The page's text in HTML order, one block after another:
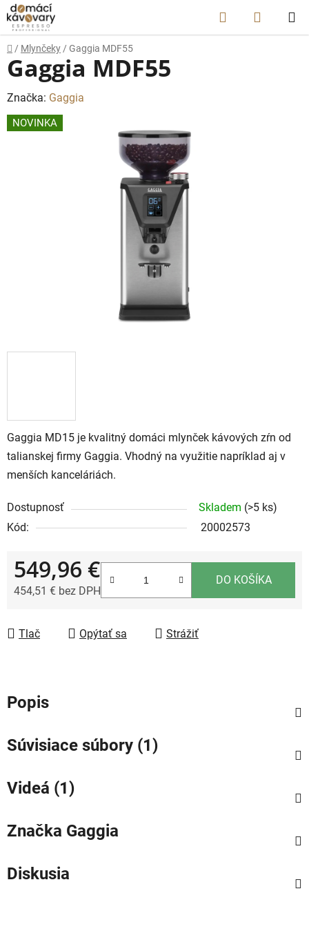
Prejsť
na
obsah
Hľadať
KOŠÍK
Domov
/ Mlynčeky / Gaggia MDF55
Gaggia MD15 je kvalitný domáci mlynček kávových zŕn od
talianskej firmy Gaggia. Vhodný na využitie napríklad aj v
menších kanceláriách.
Dostupnosť Skladem (>5 ks)
Kód:
20002573
549,96 €
454,51 € bez DPH
DO KOŠÍKA
Tlač Opýtať sa Strážiť
Gaggia MDF55
Značka: Gaggia
NOVINKA
Popis
Súvisiace súbory (1)
Videá (1)
Značka Gaggia
Diskusia